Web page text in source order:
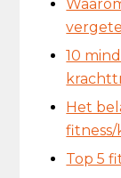
10
Het
Top 5